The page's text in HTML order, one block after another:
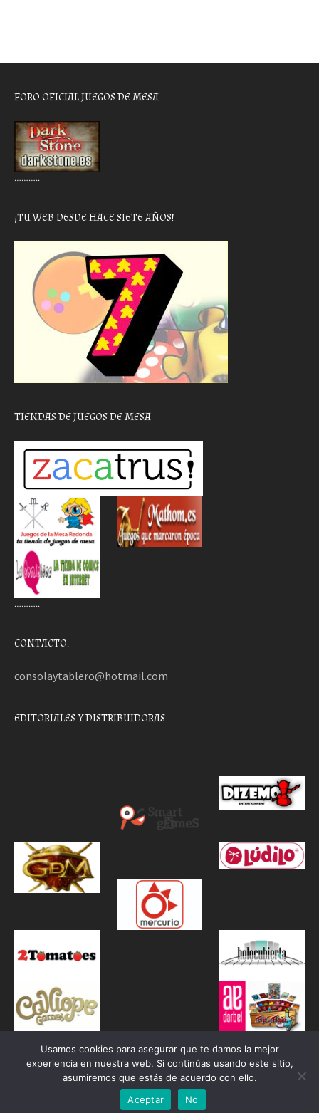
FORO OFICIAL JUEGOS DE MESA
………..
¡TU WEB DESDE HACE SIETE AÑOS!
TIENDAS DE JUEGOS DE MESA
………..
CONTACTO:
consolaytablero@hotmail.com
EDITORIALES Y DISTRIBUIDORAS
Proudly powered by WordPress|Theme: Awaken by
Usamos cookies para asegurar que te damos la mejor
experiencia en nuestra web. Si continúas usando este sitio,
asumiremos que estás de acuerdo con ello.
Aceptar
No